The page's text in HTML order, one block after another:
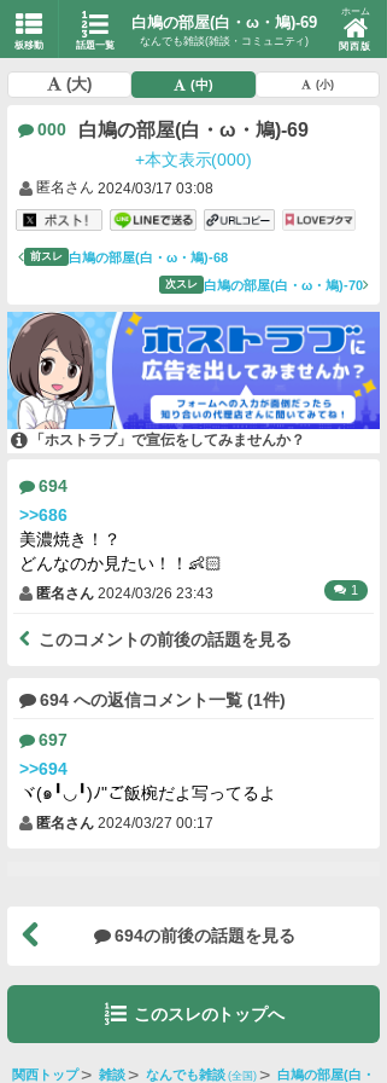
板移動 話題一覧
白鳩の部屋(白・ω・鳩)-69
なんでも雑談(雑談・コミュニティ)
ホーム
関西版
(大) (中) (小)
000 白鳩の部屋(白・ω・鳩)-69
+本文表示(000)
匿名さん 2024/03/17 03:08
前スレ 白鳩の部屋(白・ω・鳩)-68
次スレ 白鳩の部屋(白・ω・鳩)-70
「ホストラブ」で宣伝をしてみませんか？
694
>>686
美濃焼き！？
どんなのか見たい！！👶🏻
匿名さん 2024/03/26 23:43 1
このコメントの前後の話題を見る
694 への返信コメント一覧 (1件)
697
>>694
ヾ(๑╹◡╹)ﾉ"ご飯椀だよ写ってるよ
匿名さん 2024/03/27 00:17
694の前後の話題を見る
このスレのトップへ
関西トップ 雑談 なんでも雑談 (全国) 白鳩の部屋(白・